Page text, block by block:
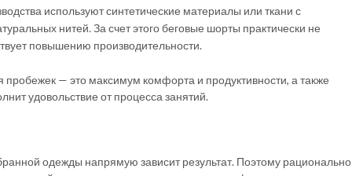
используют синтетические материалы или ткани с
нитей. За счет этого беговые шорты практически не
повышению производительности.
— это максимум комфорта и продуктивности, а также
удовольствие от процесса занятий.
одежды напрямую зависит результат. Поэтому рационально